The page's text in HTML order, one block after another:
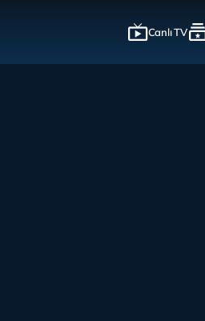
Canlı TV